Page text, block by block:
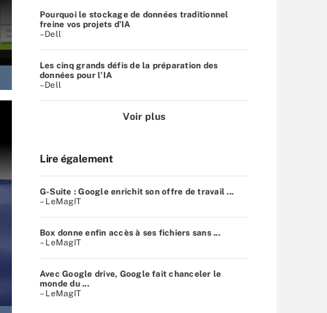
Pourquoi le stockage de données traditionnel
freine vos projets d’IA
–Dell
Les cinq grands défis de la préparation des
données pour l’IA
–Dell
Voir plus
Lire également
G-Suite : Google enrichit son offre de travail ...
– LeMagIT
Box donne enfin accès à ses fichiers sans ...
– LeMagIT
Avec Google drive, Google fait chanceler le
monde du ...
– LeMagIT